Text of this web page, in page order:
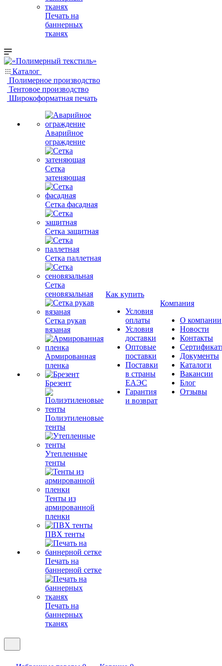
Печать на
баннерных
тканях
Каталог
Полимерное производство
Тентовое производство
Широкоформатная печать
Аварийное
ограждение
Сетка
затеняющая
Сетка фасадная
Сетка защитная
Сетка паллетная
Сетка
сеновязальная
Сетка рукав
вязаная
Армированная
пленка
Брезент
Полиэтиленовые
тенты
Утепленные
тенты
Тенты из
армированной
пленки
ПВХ тенты
Печать на
баннерной сетке
Печать на
баннерных
тканях
Как купить
Условия
оплаты
Условия
доставки
Оптовые
поставки
Поставки
в страны
ЕАЭС
Гарантия
и возврат
Компания
О компании
Новости
Контакты
Документы
Каталоги
Вакансии
Блог
Отзывы